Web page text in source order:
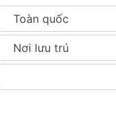
Toàn quốc
Nơi lưu trú